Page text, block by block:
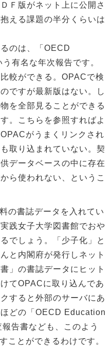
Ｆ版がネット上に公開さ
える課題の半分くらいは
のは、「OECD
有名な年次報告です。
較ができる。OPACで検
ですが最新版はない。し
を全部見ることができる
。こちらを参照すればよ
がうまくリンクされ
取り込まれていない。契
データベースの中に存在
ら使われない、というこ
の書誌データを入れてい
践女子大学図書館でおや
でしょう。「少子化」と
と内閣府が発行しネット
」の書誌データにヒット
てOPACに取り込んであ
すると外部のサーバにあ
どの「OECD Education
告書なども、このよう
ことができるわけです。